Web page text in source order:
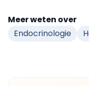
Meer weten over
Endocrinologie